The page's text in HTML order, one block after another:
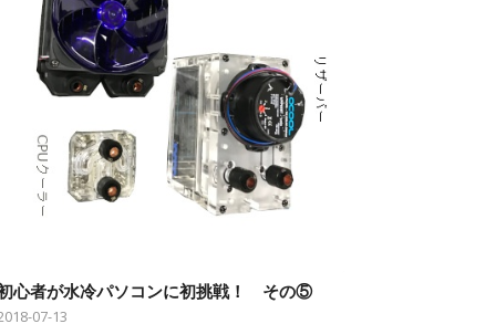
心者が水冷パソコンに初挑戦！ その⑤
07-13